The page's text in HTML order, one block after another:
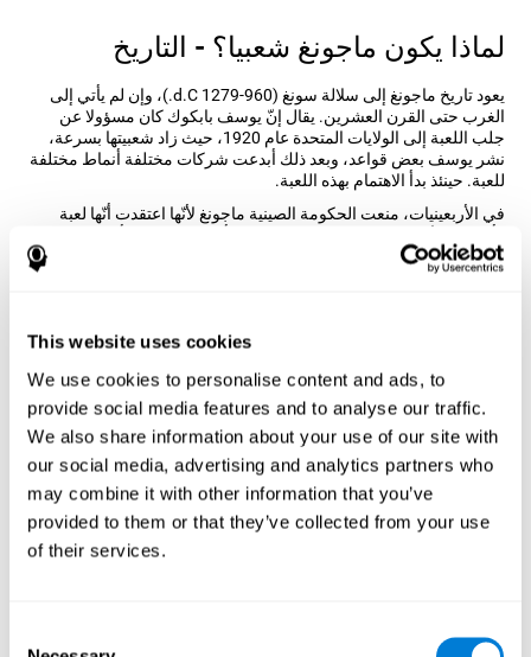
This website uses cookies
We use cookies to personalise content and ads, to
provide social media features and to analyse our traffic.
We also share information about your use of our site with
our social media, advertising and analytics partners who
may combine it with other information that you’ve
provided to them or that they’ve collected from your use
of their services.
لماذا يكون ماجونغ شعبيا؟ - التاريخ
يعود تاريخ ماجونغ إلى سلالة سونغ (960-1279 d.C.)، وإن لم يأتي إلى
الغرب حتى القرن العشرين. يقال إنّ يوسف بابكوك كان مسؤولا عن
جلب اللعبة إلى الولايات المتحدة عام 1920، حيث زاد شعبيتها بسرعة،
نشر يوسف بعض قواعد، وبعد ذلك أبدعت شركات مختلفة أنماط مختلفة
للعبة. حينئذ بدأ الاهتمام بهذه اللعبة.
في الأربعينيات، منعت الحكومة الصينية ماجونغ لأنّها اعتقدت أنّها لعبة
الناس ماجونغ فقط، لأنّها خافت أنّ الفلاحين طوّروا قدراتهم المعرفية من
المختلفة من خلال هذه اللعبة التي نعرفها ونحبّها.
كيف تحسّن اللعبة العقلية "ماجونغ"
مهاراتي المعرفية؟
بتدريب الدماغ بألعاب عقلية مثل ماجونغننشّط نمط للتنشيط العصبي.
تكرار النمط هذا من خلال التدريب قد يساعد في إنشاء تشابك جديد
ودوائر عصبية قادرة على تنظيمواستعادة الوظائف المعرفية الضعيفة.
تمّ تصميم اللعبة العقليةماجونغلتنبيه قوة التكيف للجهاز العصبي
في الاستعادة من اضطرابات تركيبية، اضطرابات أو